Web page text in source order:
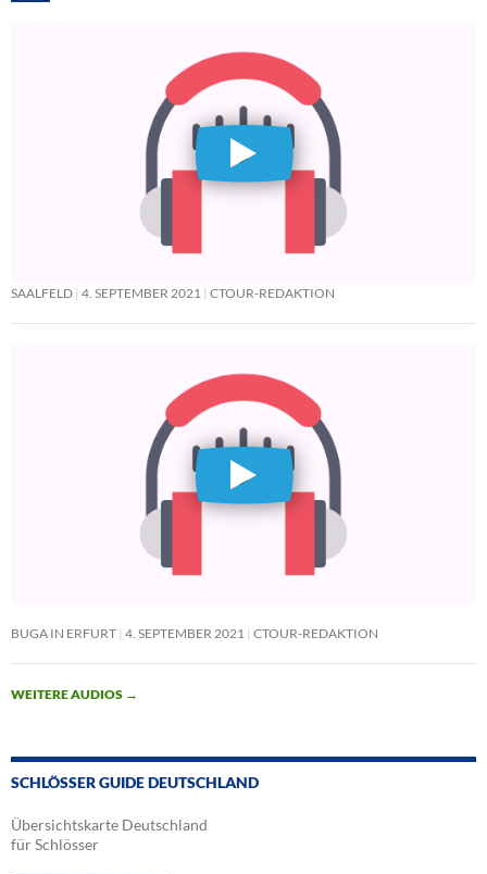
SAALFELD 4. SEPTEMBER 2021 CTOUR-REDAKTION
BUGA IN ERFURT 4. SEPTEMBER 2021 CTOUR-REDAKTION
WEITERE AUDIOS →
SCHLÖSSER GUIDE DEUTSCHLAND
Übersichtskarte Deutschland
für Schlösser